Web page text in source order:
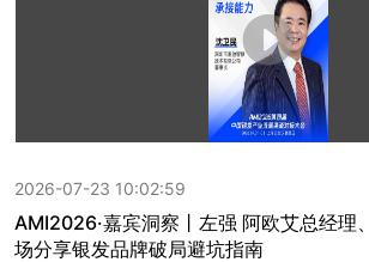
2026-07-23 10:02:59
AMI2026·嘉宾洞察丨左强 阿欧艾总经理
场分享银发品牌破局避坑指南